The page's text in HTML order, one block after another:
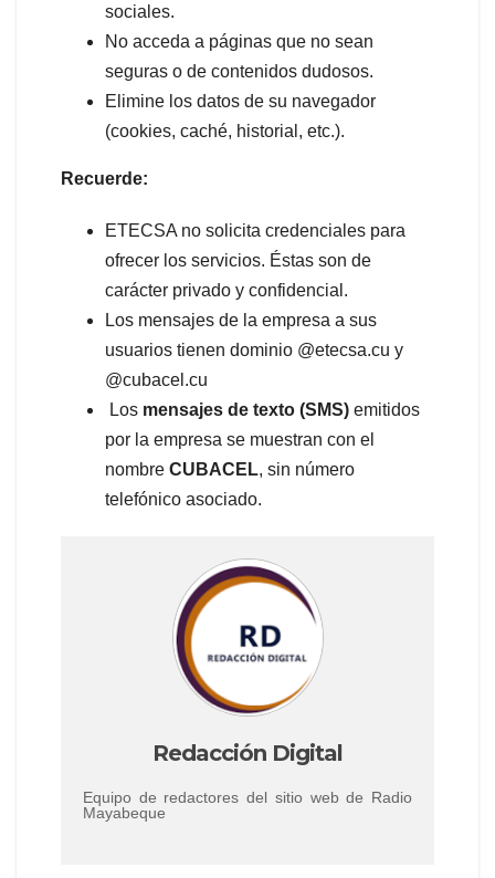
sociales.
No acceda a páginas que no sean
seguras o de contenidos dudosos.
Elimine los datos de su navegador
(cookies, caché, historial, etc.).
Recuerde:
ETECSA no solicita credenciales para
ofrecer los servicios. Éstas son de
carácter privado y confidencial.
Los mensajes de la empresa a sus
usuarios tienen dominio @etecsa.cu y
@cubacel.cu
Los mensajes de texto (SMS) emitidos
por la empresa se muestran con el
nombre CUBACEL, sin número
telefónico asociado.
Redacción Digital
Equipo de redactores del sitio web de Radio
Mayabeque